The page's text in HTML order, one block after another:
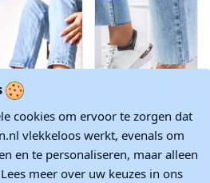
sneakers
€ 33,73
Product is beschikbaar met
Hvide metalliske
sneakers med
snøre fra Torres
€ 28,28
cookies om ervoor te zorgen dat
vlekkeloos werkt, evenals om
en te personaliseren, maar alleen
meer over uw keuzes in ons